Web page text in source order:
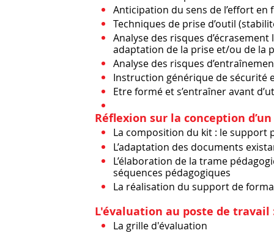
Anticipation du sens de l’effort en
Techniques de prise d’outil
Analyse des risques
adaptation de la prise et/ou de la
Analyse des risques
Instruction générique de sécurité
Etre formé et s’entraîner avant
Réflexion sur la conception
La composition du kit : le support
L’adaptation des documents
L’élaboration de la trame
séquences pédagogiques
La réalisation du support de
L'évaluation au poste de travail
La grille d'évaluation